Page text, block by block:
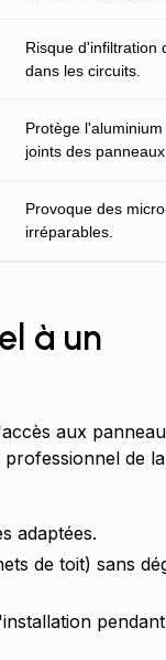
Risque d'infiltration
dans les circuits.
Protège
joints des
Provoque des
irréparables.
à un
aux
de
adaptées.
de toit) sans